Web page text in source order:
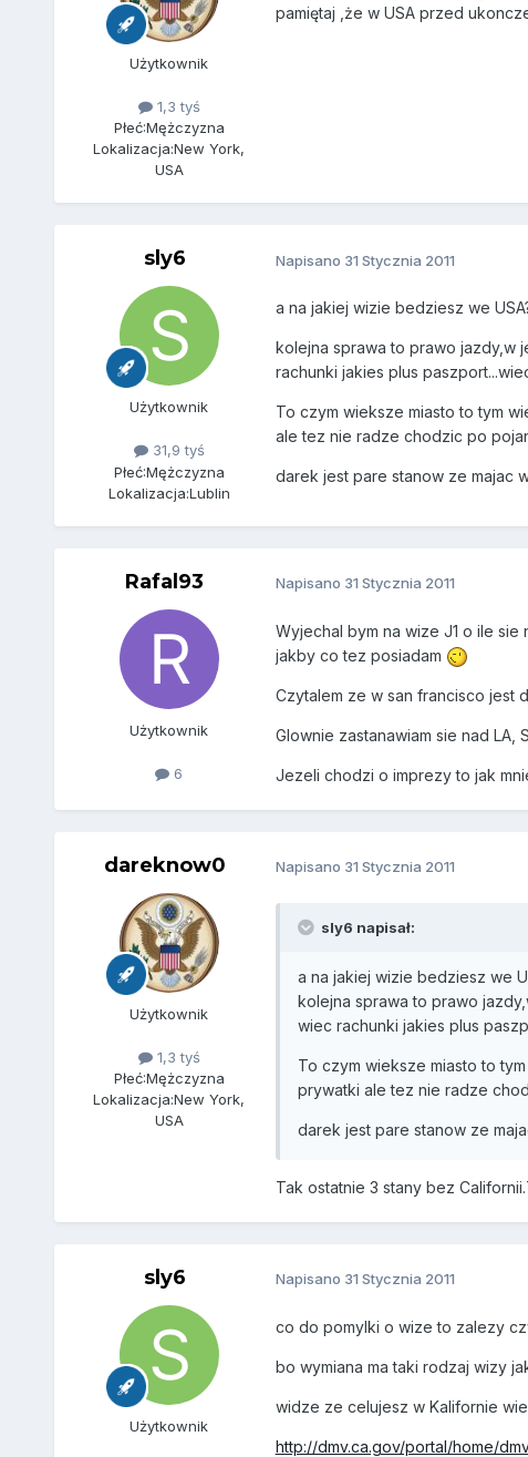
Użytkownik
1,3 tyś
Płeć:Mężczyzna
Lokalizacja:New York,
USA
pamiętaj ,że w USA przed
sly6
Użytkownik
31,9 tyś
Płeć:Mężczyzna
Lokalizacja:Lublin
Napisano 31 Stycznia 2011
a na jakiej wizie bedziesz we
kolejna sprawa to prawo jazdy,w
rachunki jakies plus
To czym wieksze miasto to tym
ale tez nie radze chodzic po
darek jest pare stanow ze majac
Rafal93
Użytkownik
6
Napisano 31 Stycznia 2011
Wyjechal bym na wize J1 o ile
jakby co tez posiadam
Czytalem ze w san francisco jest
Glownie zastanawiam sie nad
Jezeli chodzi o imprezy to jak
dareknow0
Użytkownik
1,3 tyś
Płeć:Mężczyzna
Lokalizacja:New York,
USA
Napisano 31 Stycznia 2011
sly6 napisał:
a na jakiej wizie bedziesz we
kolejna sprawa to prawo
wiec rachunki jakies plus
To czym wieksze miasto to
prywatki ale tez nie radze
darek jest pare stanow ze
Tak ostatnie 3 stany bez
sly6
Użytkownik
Napisano 31 Stycznia 2011
co do pomylki o wize to zalezy
bo wymiana ma taki rodzaj wizy
widze ze celujesz w Kalifornie
http://dmv.ca.gov/portal/home/